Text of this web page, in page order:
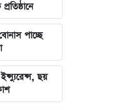
পাচ্ছে
ছয়